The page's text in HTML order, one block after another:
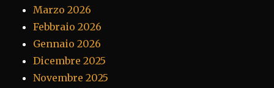
Marzo 2026
Febbraio 2026
Gennaio 2026
Dicembre 2025
Novembre 2025